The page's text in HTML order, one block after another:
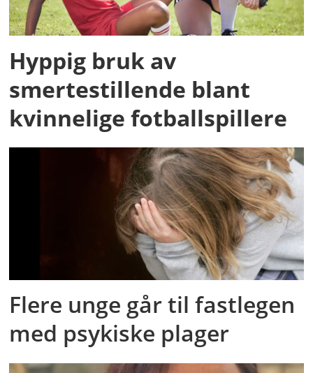
Hyppig bruk av
smertestillende blant
kvinnelige fotballspillere
Flere unge går til fastlegen
med psykiske plager